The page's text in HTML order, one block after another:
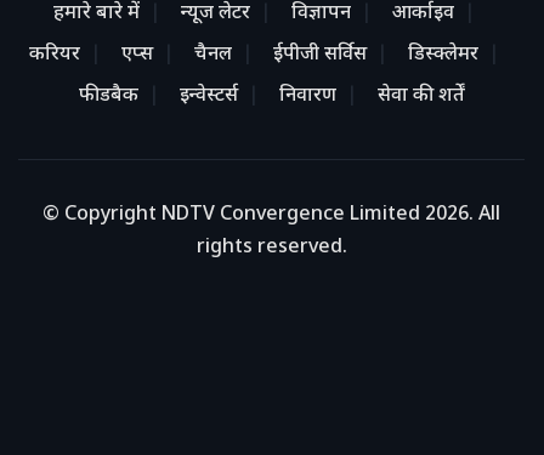
हमारे बारे में न्यूज लेटर विज्ञापन
आर्काइव
करियर
एप्स चैनल ईपीजी सर्विस
डिस्क्लेमर
फीडबैक
इन्वेस्टर्स निवारण सेवा की शर्तें
© Copyright NDTV Convergence Limited 2026. All
rights reserved.